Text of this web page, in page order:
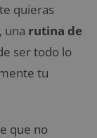
quieras
una rutina de
ser todo lo
tu
que no